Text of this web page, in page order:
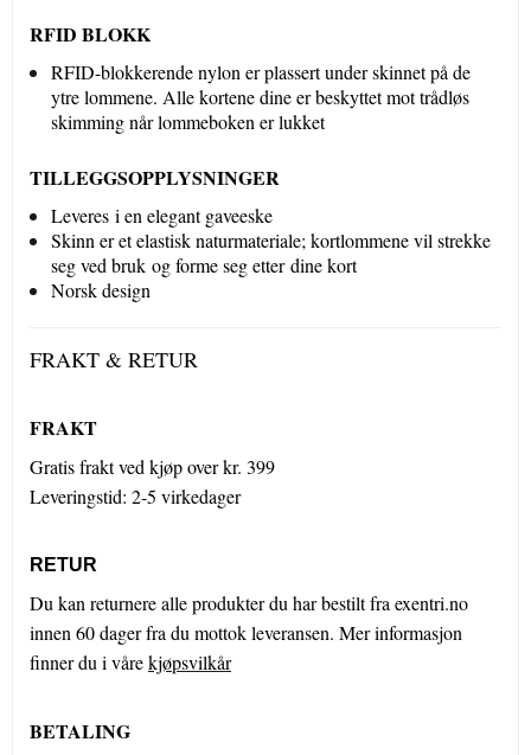
RFID BLOKK
RFID-blokkerende nylon er plassert under skinnet på de
ytre lommene. Alle kortene dine er beskyttet mot trådløs
skimming når lommeboken er lukket
TILLEGGSOPPLYSNINGER
Leveres i en elegant gaveeske
Skinn er et elastisk naturmateriale; kortlommene vil strekke
seg ved bruk og forme seg etter dine kort
Norsk design
FRAKT & RETUR
FRAKT
Gratis frakt ved kjøp over kr. 399
Leveringstid: 2-5 virkedager
RETUR
Du kan returnere alle produkter du har bestilt fra exentri.no
innen 60 dager fra du mottok leveransen. Mer informasjon
finner du i vårekjøpsvilkår
BETALING